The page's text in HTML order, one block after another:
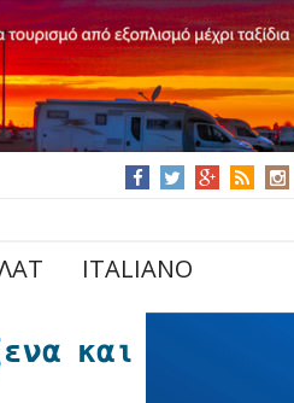
ITALIANO
και